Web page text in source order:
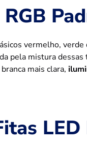
vermelho,
pela mistura
mais clara,
LED